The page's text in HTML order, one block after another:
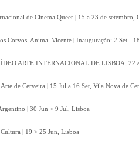
de Cinema Queer | 15 a 23 de setembro,
Corvos, Animal Vicente | Inauguração: 2 Set -
ARTE INTERNACIONAL DE LISBOA, 22
de Cerveira | 15 Jul a 16 Set, Vila Nova de
| 30 Jun > 9 Jul, Lisboa
Cultura | 19 > 25 Jun, Lisboa